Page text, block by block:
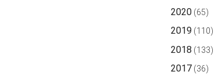
2020 (65)
2019 (110)
2018 (133)
2017 (36)